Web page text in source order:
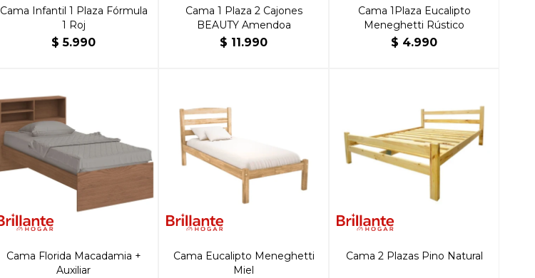
Cama Infantil 1 Plaza Fórmula
1 Roj
$ 5.990
Cama 1 Plaza 2 Cajones
BEAUTY Amendoa
$ 11.990
Cama 1Plaza Eucalipto
Meneghetti Rústico
$ 4.990
Cama Florida Macadamia +
Auxiliar
Cama Eucalipto Meneghetti
Miel
Cama 2 Plazas Pino Natural